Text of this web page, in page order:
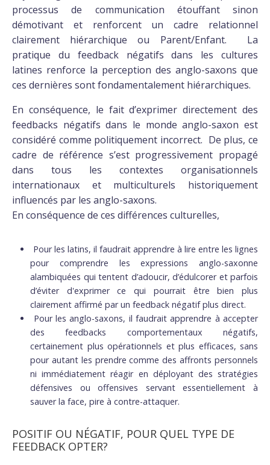
processus de communication étouffant sinon
démotivant et renforcent un cadre relationnel
clairement hiérarchique ou Parent/Enfant. La
pratique du feedback négatifs dans les cultures
latines renforce la perception des anglo-saxons que
ces dernières sont fondamentalement hiérarchiques.
En conséquence, le fait d’exprimer directement des
feedbacks négatifs dans le monde anglo-saxon est
considéré comme politiquement incorrect. De plus, ce
cadre de référence s’est progressivement propagé
dans tous les contextes organisationnels
internationaux et multiculturels historiquement
influencés par les anglo-saxons.
En conséquence de ces différences culturelles,
Pour les latins, il faudrait apprendre à lire entre les lignes
pour comprendre les expressions anglo-saxonne
alambiquées qui tentent d’adoucir, d’édulcorer et parfois
d’éviter d'exprimer ce qui pourrait être bien plus
clairement affirmé par un feedback négatif plus direct.
Pour les anglo-saxons, il faudrait apprendre à accepter
des feedbacks comportementaux négatifs,
certainement plus opérationnels et plus efficaces, sans
pour autant les prendre comme des affronts personnels
ni immédiatement réagir en déployant des stratégies
défensives ou offensives servant essentiellement à
sauver la face, pire à contre-attaquer.
POSITIF OU NÉGATIF, POUR QUEL TYPE DE
FEEDBACK OPTER?